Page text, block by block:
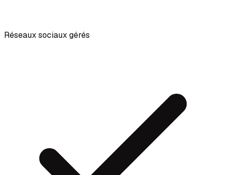
Réseaux sociaux gérés